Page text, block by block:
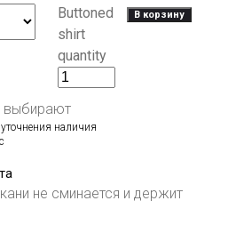
Buttoned
shirt
quantity
В корзину
наличия
не сминается и держит
выбирают